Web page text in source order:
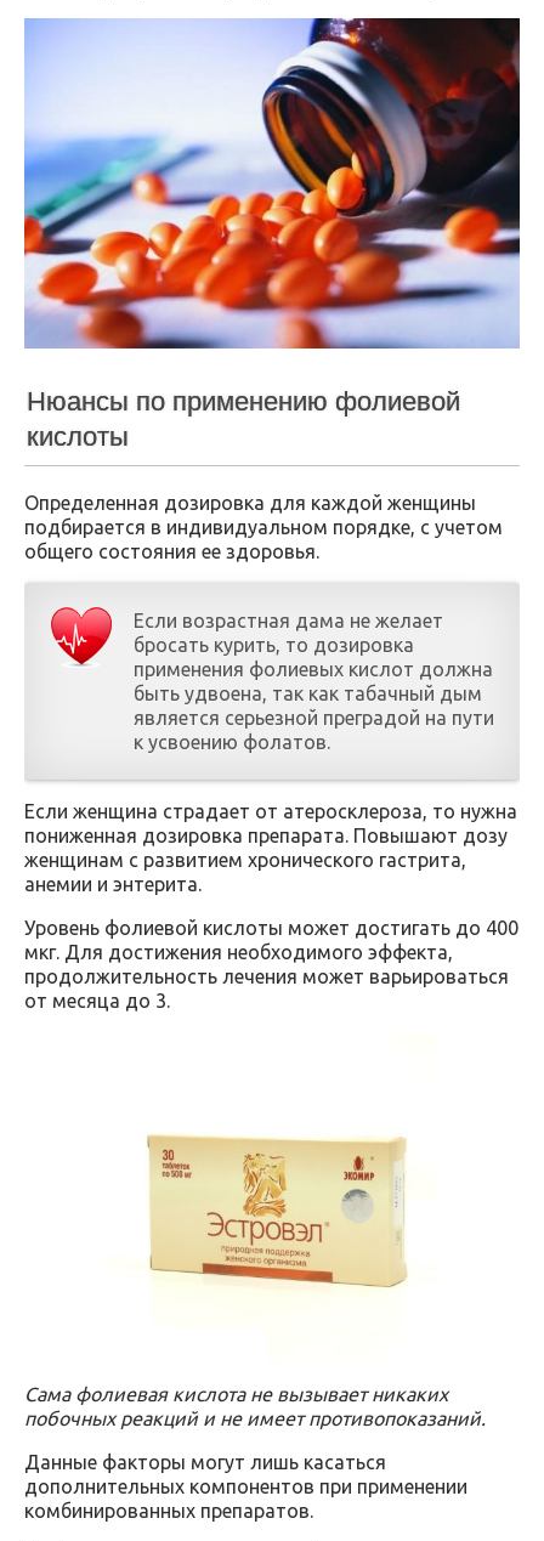
Нюансы по применению фолиевой
кислоты
Определенная дозировка для каждой женщины
подбирается в индивидуальном порядке, с учетом
общего состояния ее здоровья.
Если возрастная дама не желает
бросать курить, то дозировка
применения фолиевых кислот должна
быть удвоена, так как табачный дым
является серьезной преградой на пути
к усвоению фолатов.
Если женщина страдает от атеросклероза, то нужна
пониженная дозировка препарата. Повышают дозу
женщинам с развитием хронического гастрита,
анемии и энтерита.
Уровень фолиевой кислоты может достигать до 400
мкг. Для достижения необходимого эффекта,
продолжительность лечения может варьироваться
от месяца до 3.
Сама фолиевая кислота не вызывает никаких
побочных реакций и не имеет противопоказаний.
Данные факторы могут лишь касаться
дополнительных компонентов при применении
комбинированных препаратов.